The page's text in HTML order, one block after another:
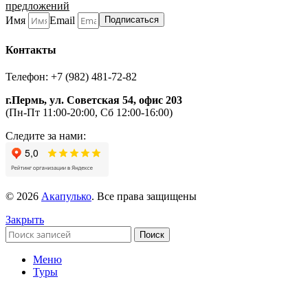
предложений
Имя
Email Подписаться
Контакты
Телефон: +7 (982) 481-72-82
г.Пермь, ул. Советская 54, офис 203
(Пн-Пт 11:00-20:00, Сб 12:00-16:00)
Следите за нами:
© 2026 Акапулько. Все права защищены
Закрыть
Поиск
Меню
Туры